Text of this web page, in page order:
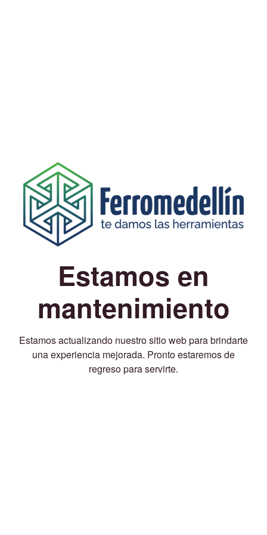
Estamos en
mantenimiento
Estamos actualizando nuestro sitio web para brindarte
una experiencia mejorada. Pronto estaremos de
regreso para servirte.